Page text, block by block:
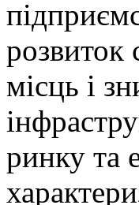
розвиток
місць і
ринку та